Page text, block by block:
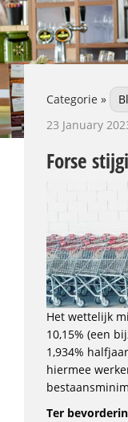
Categorie »
23 January
Forse
Het wettelijk
10,15% (een
1,934%
hiermee
Ter